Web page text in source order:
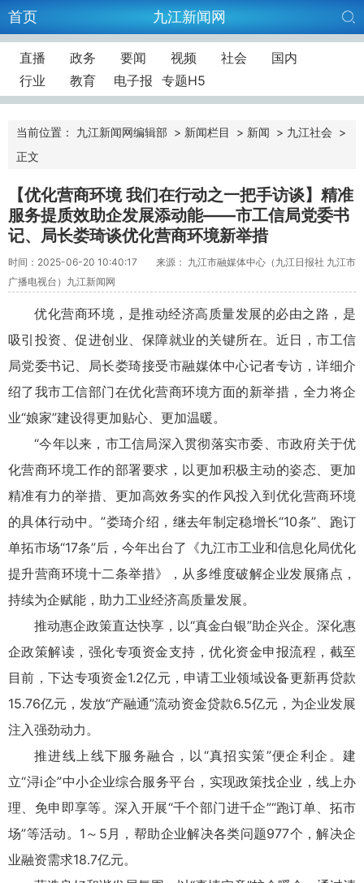
首页 九江新闻网
直播 政务 要闻 视频 社会
国内
行业
教育 电子报 专题H5
当前位置： 九江新闻网编辑部 > 新闻栏目 > 新闻 > 九江社会 >
正文
【优化营商环境 我们在行动之一把手访谈】精准
服务提质效助企发展添动能——市工信局党委书
记、局长娄琦谈优化营商环境新举措
时间：2025-06-20 10:40:17
来源： 九江市融媒体中心（九江日报社 九江市
广播电视台）九江新闻网
优化营商环境，是推动经济高质量发展的必由之路，是
吸引投资、促进创业、保障就业的关键所在。近日，市工信
局党委书记、局长娄琦接受市融媒体中心记者专访，详细介
绍了我市工信部门在优化营商环境方面的新举措，全力将企
业“娘家”建设得更加贴心、更加温暖。
“今年以来，市工信局深入贯彻落实市委、市政府关于优
化营商环境工作的部署要求，以更加积极主动的姿态、更加
精准有力的举措、更加高效务实的作风投入到优化营商环境
的具体行动中。”娄琦介绍，继去年制定稳增长“10条”、跑订
单拓市场“17条”后，今年出台了《九江市工业和信息化局优化
提升营商环境十二条举措》，从多维度破解企业发展痛点，
持续为企赋能，助力工业经济高质量发展。
推动惠企政策直达快享，以“真金白银”助企兴企。深化惠
企政策解读，强化专项资金支持，优化资金申报流程，截至
目前，下达专项资金1.2亿元，申请工业领域设备更新再贷款
15.76亿元，发放“产融通”流动资金贷款6.5亿元，为企业发展
注入强劲动力。
推进线上线下服务融合，以“真招实策”便企利企。建
立“浔i企”中小企业综合服务平台，实现政策找企业，线上办
理、免申即享等。深入开展“千个部门进千企”“跑订单、拓市
场”等活动。1～5月，帮助企业解决各类问题977个，解决企
业融资需求18.7亿元。